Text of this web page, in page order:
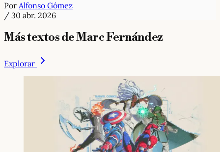
Por Alfonso Gómez
/ 30 abr. 2026
Más textos de Marc Fernández
Explorar